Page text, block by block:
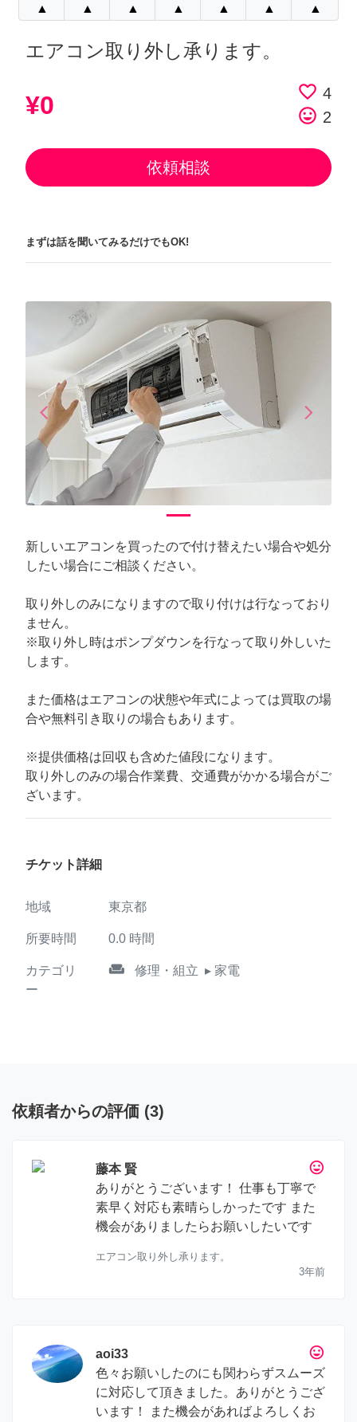
▲ ▲ ▲ ▲ ▲ ▲ ▲
エアコン取り外し承ります。
¥0 favorite_border 4
tag_faces 2
依頼相談
まずは話を聞いてみるだけでもOK!
arrow_back_iosPrevious arrow_forward_iosNext
新しいエアコンを買ったので付け替えたい場合や処分
したい場合にご相談ください。
取り外しのみになりますので取り付けは行なっており
ません。
※取り外し時はポンプダウンを行なって取り外しいた
します。
また価格はエアコンの状態や年式によっては買取の場
合や無料引き取りの場合もあります。
※提供価格は回収も含めた値段になります。
取り外しのみの場合作業費、交通費がかかる場合がご
ざいます。
チケット詳細
地域 東京都
所要時間 0.0 時間
カテゴリ
ー
weekend 修理・組立 ▸ 家電
依頼者からの評価 (3)
tag_faces
藤本 賢
ありがとうございます！ 仕事も丁寧で
素早く対応も素晴らしかったです また
機会がありましたらお願いしたいです
エアコン取り外し承ります。
3年前
tag_faces
aoi33
色々お願いしたのにも関わらずスムーズ
に対応して頂きました。ありがとうござ
います！ また機会があればよろしくお